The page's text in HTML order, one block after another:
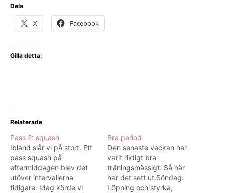
Dela
X Facebook
Gilla detta:
Relaterade
Pass 2: squash
Ibland slår vi på stort. Ett
pass squash på
eftermiddagen blev det
utöver intervallerna
tidigare. Idag körde vi
Bra period
Den senaste veckan har
varit riktigt bra
träningsmässigt. Så här
har det sett ut.Söndag:
Löpning och styrka,